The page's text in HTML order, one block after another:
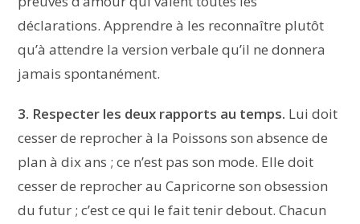
déclarations. Apprendre à les reconnaître plutôt
qu’à attendre la version verbale qu’il ne donnera
jamais spontanément.
3. Respecter les deux rapports au temps. Lui doit
cesser de reprocher à la Poissons son absence de
plan à dix ans ; ce n’est pas son mode. Elle doit
cesser de reprocher au Capricorne son obsession
du futur ; c’est ce qui le fait tenir debout. Chacun